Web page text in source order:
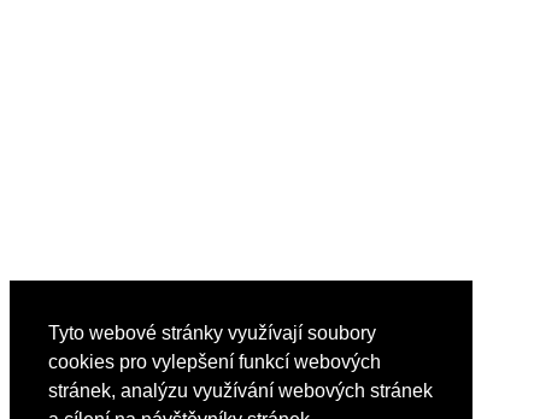
Tyto webové stránky využívají soubory
cookies pro vylepšení funkcí webových
stránek, analýzu využívání webových stránek